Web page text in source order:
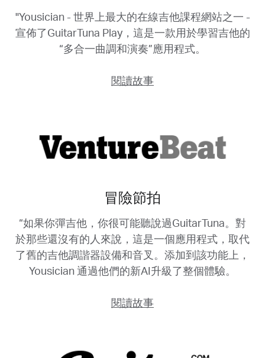
"Yousician - 世界上最大的在線吉他課程網站之一 -
宣佈了GuitarTuna Play，這是一款用於學習吉他的
“多合一曲調和演奏”應用程式。
閱讀故事
冒險節拍
“如果你彈吉他，你很可能聽說過GuitarTuna。對
於那些還沒有的人來說，這是一個應用程式，取代
了舊的吉他調諧器設備和音叉。添加到該功能上，
Yousician 通過他們的新AI升級了整個體驗。
閱讀故事